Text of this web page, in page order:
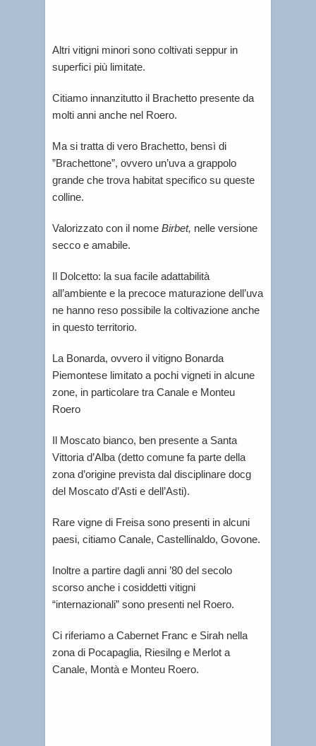
Altri vitigni minori sono coltivati seppur in
superfici più limitate.
Citiamo innanzitutto il Brachetto presente da
molti anni anche nel Roero.
Ma si tratta di vero Brachetto, bensì di
”Brachettone”, ovvero un’uva a grappolo
grande che trova habitat specifico su queste
colline.
Valorizzato con il nome Birbet, nelle versione
secco e amabile.
Il Dolcetto: la sua facile adattabilità
all’ambiente e la precoce maturazione dell’uva
ne hanno reso possibile la coltivazione anche
in questo territorio.
La Bonarda, ovvero il vitigno Bonarda
Piemontese limitato a pochi vigneti in alcune
zone, in particolare tra Canale e Monteu
Roero
Il Moscato bianco, ben presente a Santa
Vittoria d’Alba (detto comune fa parte della
zona d’origine prevista dal disciplinare docg
del Moscato d’Asti e dell’Asti).
Rare vigne di Freisa sono presenti in alcuni
paesi, citiamo Canale, Castellinaldo, Govone.
Inoltre a partire dagli anni ’80 del secolo
scorso anche i cosiddetti vitigni
“internazionali” sono presenti nel Roero.
Ci riferiamo a Cabernet Franc e Sirah nella
zona di Pocapaglia, Riesilng e Merlot a
Canale, Montà e Monteu Roero.